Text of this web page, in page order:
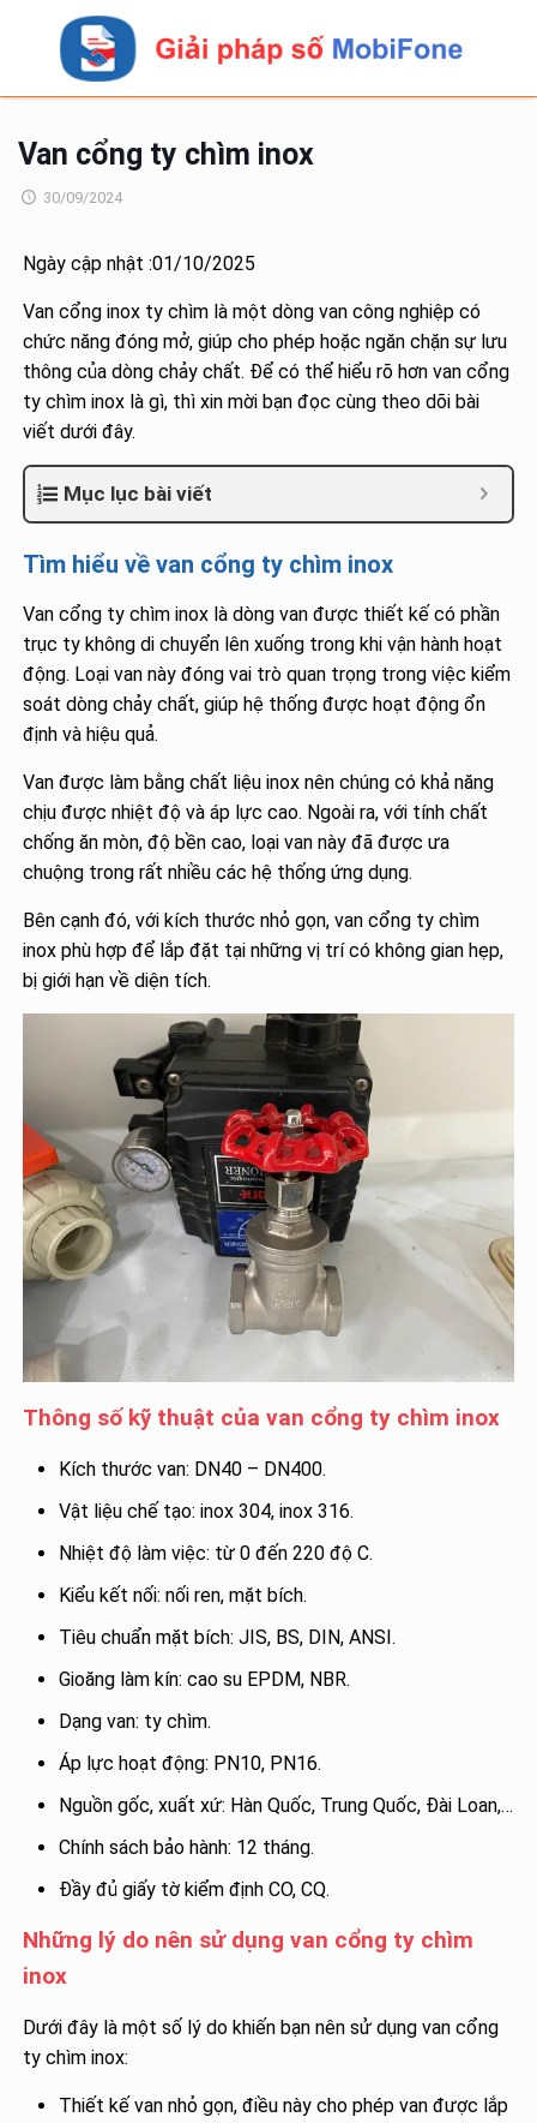
Van cổng ty chìm inox
30/09/2024
Ngày cập nhật :01/10/2025
Van cổng inox ty chìm là một dòng van công nghiệp có
chức năng đóng mở, giúp cho phép hoặc ngăn chặn sự lưu
thông của dòng chảy chất. Để có thể hiểu rõ hơn van cổng
ty chìm inox là gì, thì xin mời bạn đọc cùng theo dõi bài
viết dưới đây.
Mục lục bài viết
Tìm hiểu về van cổng ty chìm inox
Van cổng ty chìm inox là dòng van được thiết kế có phần
trục ty không di chuyển lên xuống trong khi vận hành hoạt
động. Loại van này đóng vai trò quan trọng trong việc kiểm
soát dòng chảy chất, giúp hệ thống được hoạt động ổn
định và hiệu quả.
Van được làm bằng chất liệu inox nên chúng có khả năng
chịu được nhiệt độ và áp lực cao. Ngoài ra, với tính chất
chống ăn mòn, độ bền cao, loại van này đã được ưa
chuộng trong rất nhiều các hệ thống ứng dụng.
Bên cạnh đó, với kích thước nhỏ gọn, van cổng ty chìm
inox phù hợp để lắp đặt tại những vị trí có không gian hẹp,
bị giới hạn về diện tích.
Thông số kỹ thuật của van cổng ty chìm inox
Kích thước van: DN40 – DN400.
Vật liệu chế tạo: inox 304, inox 316.
Nhiệt độ làm việc: từ 0 đến 220 độ C.
Kiểu kết nối: nối ren, mặt bích.
Tiêu chuẩn mặt bích: JIS, BS, DIN, ANSI.
Gioăng làm kín: cao su EPDM, NBR.
Dạng van: ty chìm.
Áp lực hoạt động: PN10, PN16.
Nguồn gốc, xuất xứ: Hàn Quốc, Trung Quốc, Đài Loan,…
Chính sách bảo hành: 12 tháng.
Đầy đủ giấy tờ kiểm định CO, CQ.
Những lý do nên sử dụng van cổng ty chìm
inox
Dưới đây là một số lý do khiến bạn nên sử dụng van cổng
ty chìm inox:
Thiết kế van nhỏ gọn, điều này cho phép van được lắp